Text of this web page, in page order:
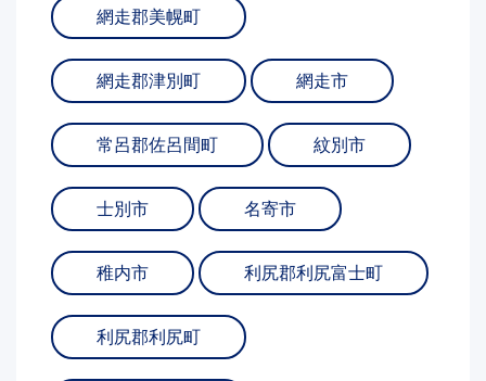
網走郡美幌町
網走郡津別町 網走市
常呂郡佐呂間町 紋別市
士別市 名寄市
稚内市 利尻郡利尻富士町
利尻郡利尻町